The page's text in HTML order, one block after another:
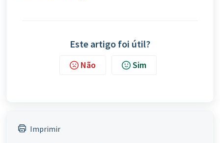
Este artigo foi útil?
Não Sim
Imprimir